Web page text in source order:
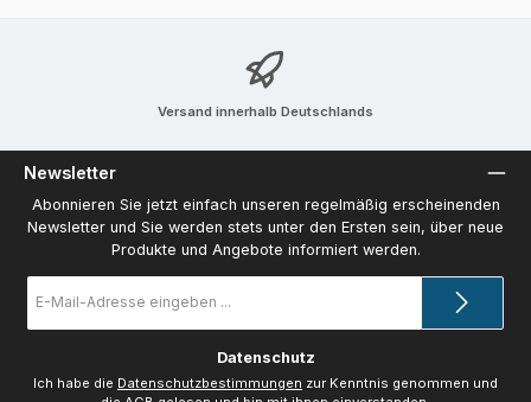
Versand innerhalb Deutschlands
Newsletter
Abonnieren Sie jetzt einfach unseren regelmäßig erscheinenden
Newsletter und Sie werden stets unter den Ersten sein, über neue
Produkte und Angebote informiert werden.
Mail-
Datenschutz
Ich habe die Datenschutzbestimmungen zur Kenntnis genommen und